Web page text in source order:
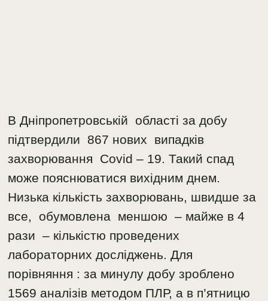
В Дніпропетровській області за добу
підтвердили 867 нових випадків
захворювання Covid – 19. Такий спад
може пояснюватися вихідним днем.
Низька кількість захворювань, швидше за
все, обумовлена меншою – майже в 4
рази – кількістю проведених
лабораторних досліджень. Для
порівняння : за минулу добу зроблено
1569 аналізів методом ПЛР, а в п’ятницю